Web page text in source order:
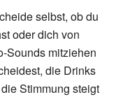
selbst, ob du
oder dich von
Sounds mitziehen
die Drinks
Stimmung steigt